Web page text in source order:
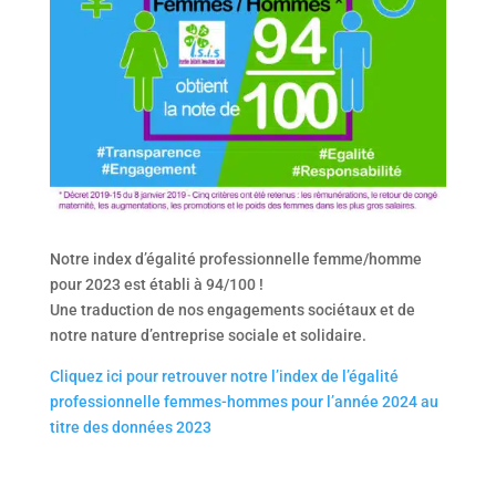
Notre index d’égalité professionnelle femme/homme
pour 2023 est établi à 94/100 !
Une traduction de nos engagements sociétaux et de
notre nature d’entreprise sociale et solidaire.
Cliquez ici pour retrouver notre l’index de l’égalité
professionnelle femmes-hommes pour l’année 2024 au
titre des données 2023